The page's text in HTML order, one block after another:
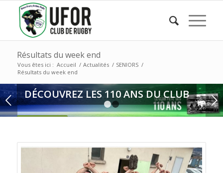
Résultats du week end
Vous êtes ici : Accueil / Actualités / SENIORS /
Résultats du week end
DÉCOUVREZ LES 110 ANS DU CLUB
Suivant
1 2